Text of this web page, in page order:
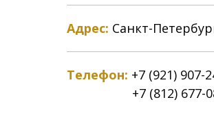
Адрес: Санкт-
Телефон: +7 (921) 907-
+7 (812) 677-